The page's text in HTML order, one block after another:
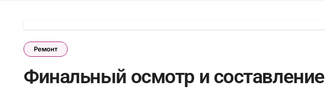
Ремонт
Финальный осмотр и составление